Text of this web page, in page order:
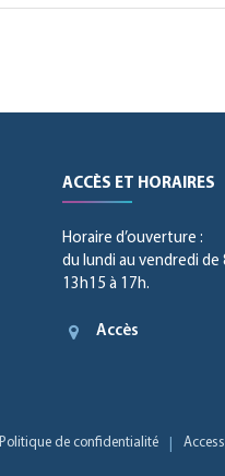
ACCÈS ET HORAIRES
Horaire d’ouverture :
du lundi au vendredi de
13h15 à 17h.
Accès
Politique de confidentialité